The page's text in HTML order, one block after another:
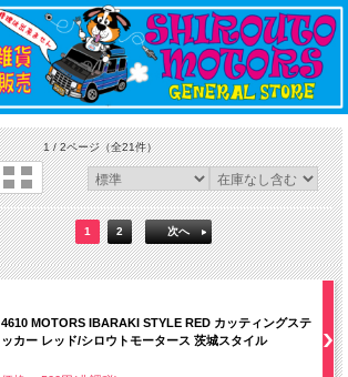
1 / 2ページ（全21件）
1 2 次へ
4610 MOTORS IBARAKI STYLE RED カッティングステ
ッカー レッド/シロウトモータース 茨城スタイル